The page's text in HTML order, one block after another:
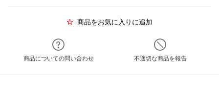
商品をお気に入りに追加
商品についての問い合わせ 不適切な商品を報告